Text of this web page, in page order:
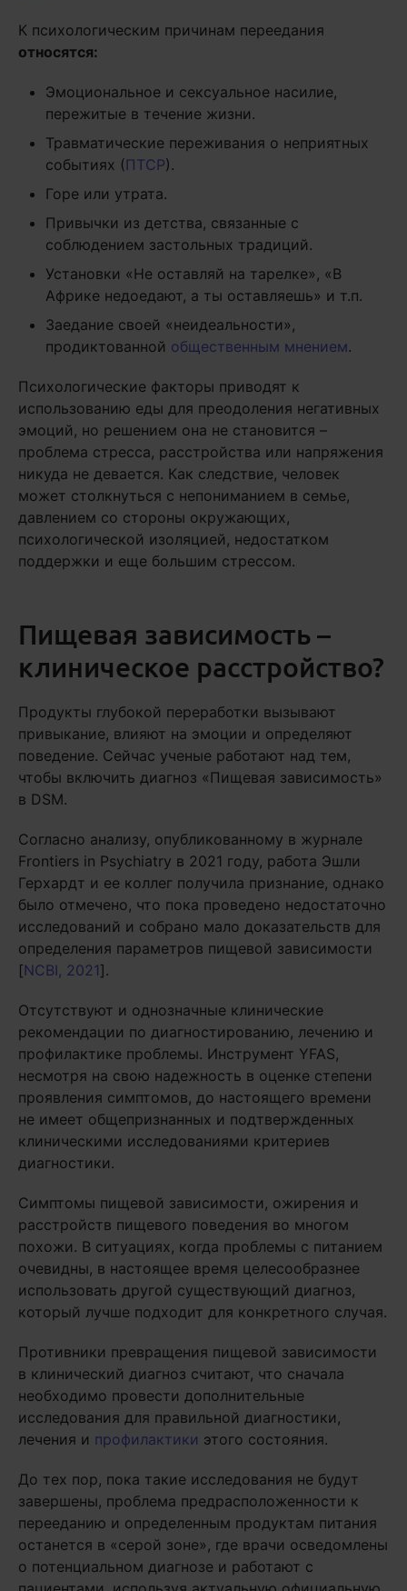
К психологическим причинам переедания
относятся:
Эмоциональное и сексуальное насилие,
пережитые в течение жизни.
Травматические переживания о неприятных
событиях (ПТСР).
Горе или утрата.
Привычки из детства, связанные с
соблюдением застольных традиций.
Установки «Не оставляй на тарелке», «В
Африке недоедают, а ты оставляешь» и т.п.
Заедание своей «неидеальности»,
продиктованной общественным мнением.
Психологические факторы приводят к
использованию еды для преодоления негативных
эмоций, но решением она не становится –
проблема стресса, расстройства или напряжения
никуда не девается. Как следствие, человек
может столкнуться с непониманием в семье,
давлением со стороны окружающих,
психологической изоляцией, недостатком
поддержки и еще большим стрессом.
Пищевая зависимость –
клиническое расстройство?
Продукты глубокой переработки вызывают
привыкание, влияют на эмоции и определяют
поведение. Сейчас ученые работают над тем,
чтобы включить диагноз «Пищевая зависимость»
в DSM.
Согласно анализу, опубликованному в журнале
Frontiers in Psychiatry в 2021 году, работа Эшли
Герхардт и ее коллег получила признание, однако
было отмечено, что пока проведено недостаточно
исследований и собрано мало доказательств для
определения параметров пищевой зависимости
[NCBI, 2021].
Отсутствуют и однозначные клинические
рекомендации по диагностированию, лечению и
профилактике проблемы. Инструмент YFAS,
несмотря на свою надежность в оценке степени
проявления симптомов, до настоящего времени
не имеет общепризнанных и подтвержденных
клиническими исследованиями критериев
диагностики.
Симптомы пищевой зависимости, ожирения и
расстройств пищевого поведения во многом
похожи. В ситуациях, когда проблемы с питанием
очевидны, в настоящее время целесообразнее
использовать другой существующий диагноз,
который лучше подходит для конкретного случая.
Противники превращения пищевой зависимости
в клинический диагноз считают, что сначала
необходимо провести дополнительные
исследования для правильной диагностики,
лечения и профилактики этого состояния.
До тех пор, пока такие исследования не будут
завершены, проблема предрасположенности к
перееданию и определенным продуктам питания
останется в «серой зоне», где врачи осведомлены
о потенциальном диагнозе и работают с